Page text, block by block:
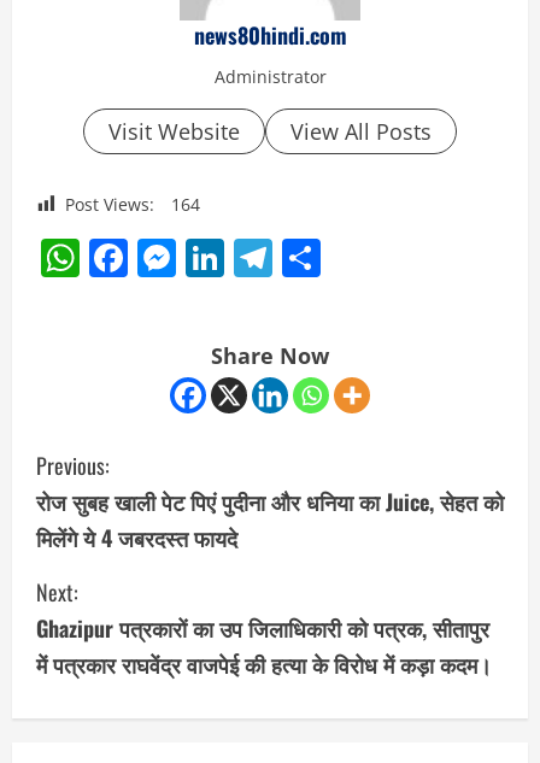
news80hindi.com
Administrator
Visit Website View All Posts
Post Views: 164
WhatsApp
Facebook
Messenger
LinkedIn
Telegram
Share Now
C
o
n
t
i
n
Previous:
रोज सुबह खाली पेट पिएं पुदीना और धनिया का Juice, सेहत को
मिलेंगे ये 4 जबरदस्त फायदे
Next:
Ghazipur पत्रकारों का उप जिलाधिकारी को पत्रक, सीतापुर
में पत्रकार राघवेंद्र वाजपेई की हत्या के विरोध में कड़ा कदम।